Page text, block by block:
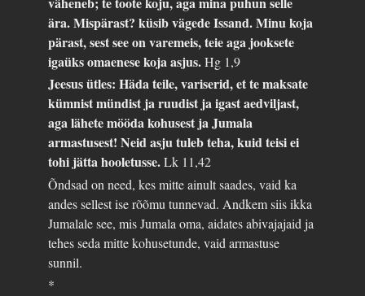
ära. Mispärast? küsib vägede Issand. Minu koja
pärast, sest see on varemeis, teie aga jooksete
igaüks omaenese koja asjus.Hg 1,9
Jeesus ütles: Häda teile, variserid, et te maksate
kümnist mündist ja ruudist ja igast aedviljast,
aga lähete mööda kohusest ja Jumala
armastusest! Neid asju tuleb teha, kuid teisi ei
tohi jätta hooletusse.Lk 11,42
Õndsad on need, kes mitte ainult saades, vaid ka
andes sellest ise rõõmu tunnevad. Andkem siis ikka
Jumalale see, mis Jumala oma, aidates abivajajaid ja
tehes seda mitte kohusetunde, vaid armastuse
sunnil.
*